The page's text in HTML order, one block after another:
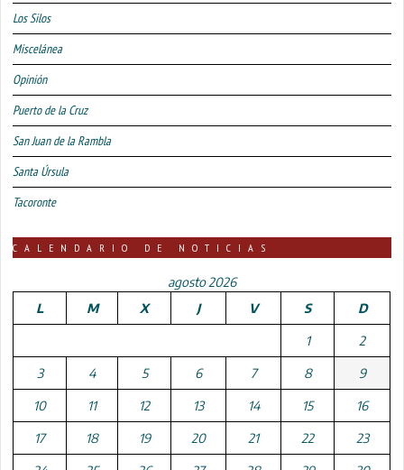
Los Silos
Miscelánea
Opinión
Puerto de la Cruz
San Juan de la Rambla
Santa Úrsula
Tacoronte
CALENDARIO DE NOTICIAS
agosto 2026
L
M X J V S D
1 2
3 4 5 6 7 8 9
10 11 12 13 14 15 16
17 18 19 20 21 22 23